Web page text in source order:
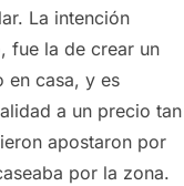
La intención
fue la de crear un
en casa, y es
a un precio tan
apostaron por
por la zona.